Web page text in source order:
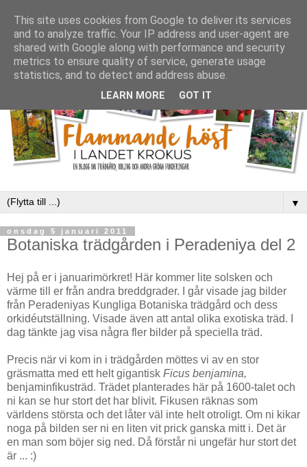
▼
onsdag 5 januari 2011
Botaniska trädgården i Peradeniya del 2
Hej på er i januarimörkret! Här kommer lite solsken och
värme till er från andra breddgrader. I går visade jag bilder
från Peradeniyas Kungliga Botaniska trädgård och dess
orkidéutställning. Visade även att antal olika exotiska träd. I
dag tänkte jag visa några fler bilder på speciella träd.
Precis när vi kom in i trädgården möttes vi av en stor
gräsmatta med ett helt gigantisk Ficus benjamina,
benjaminfikusträd. Trädet planterades här på 1600-talet och
ni kan se hur stort det har blivit. Fikusen räknas som
världens största och det låter väl inte helt otroligt. Om ni kikar
noga på bilden ser ni en liten vit prick ganska mitt i. Det är
en man som böjer sig ned. Då förstår ni ungefär hur stort det
är ... :)
This site uses cookies from Google to deliver its services
and to analyze traffic. Your IP address and user-agent are
shared with Google along with performance and security
metrics to ensure quality of service, generate usage
statistics, and to detect and address abuse.
LEARN MORE GOT IT